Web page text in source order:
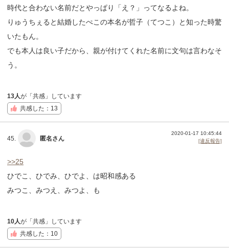
時代と合わない名前だとやっぱり「え？」ってなるよね。
りゅうちぇると結婚したぺこの本名が哲子（てつこ）と知った時驚
いたもん。
でも本人は良い子だから、親が付けてくれた名前に文句は言わなそ
う。
13人が「共感」しています
共感した：13
45. 匿名さん
2020-01-17 10:45:44
[違反報告]
>>25
ひでこ、ひでみ、ひでよ、は昭和感ある
みつこ、みつえ、みつよ、も
10人が「共感」しています
共感した：10